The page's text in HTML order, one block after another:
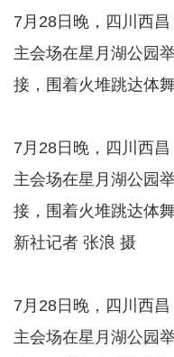
7月28日晚，四川西
主会场在星月湖公园
接，围着火堆跳达体
7月28日晚，四川西
主会场在星月湖公园
接，围着火堆跳达体
新社记者 张浪 摄
7月28日晚，四川西
主会场在星月湖公园